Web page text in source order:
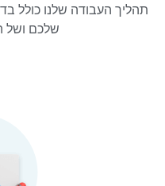
תהליך העבודה שלנו כולל
שלכם ושל